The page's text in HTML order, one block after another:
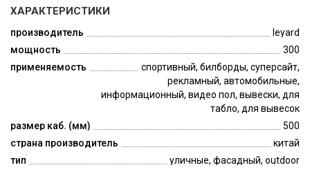
ХАРАКТЕРИСТИКИ
производитель
leyard
мощность
300
применяемость
спортивный, билборды, суперсайт,
рекламный, автомобильные,
информационный, видео пол, вывески, для
табло, для вывесок
размер каб. (мм)
500
страна производитель
китай
тип
уличные, фасадный, outdoor